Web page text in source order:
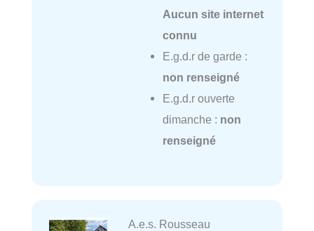
Aucun site internet
connu
E.g.d.r de garde :
non renseigné
E.g.d.r ouverte
dimanche : non
renseigné
A.e.s. Rousseau